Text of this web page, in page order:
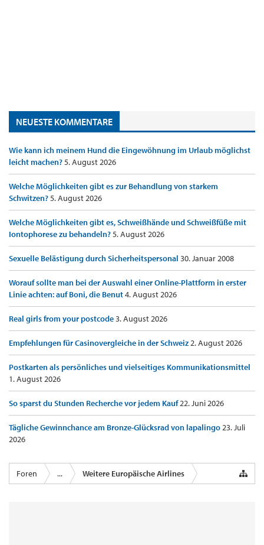
NEUESTE KOMMENTARE
Wie kann ich meinem Hund die Eingewöhnung im Urlaub möglichst
leicht machen?5. August 2026
Welche Möglichkeiten gibt es zur Behandlung von starkem
Schwitzen?5. August 2026
Welche Möglichkeiten gibt es, Schweißhände und Schweißfüße mit
Iontophorese zu behandeln?5. August 2026
Sexuelle Belästigung durch Sicherheitspersonal 30. Januar 2008
Worauf sollte man bei der Auswahl einer Online-Plattform in erster
Linie achten: auf Boni, die Benut4. August 2026
Real girls from your postcode3. August 2026
Empfehlungen für Casinovergleiche in der Schweiz2. August 2026
Postkarten als persönliches und vielseitiges Kommunikationsmittel
1. August 2026
So sparst du Stunden Recherche vor jedem Kauf22. Juni 2026
Tägliche Gewinnchance am Bronze-Glücksrad von lapalingo23. Juli
2026
Foren ... Weitere Europäische Airlines